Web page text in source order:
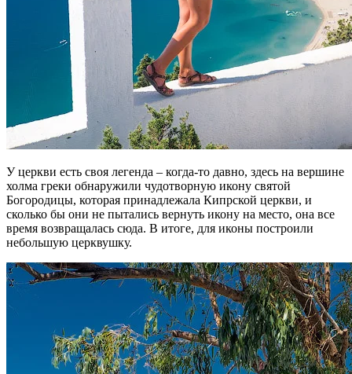
У церкви есть своя легенда – когда-то давно, здесь на вершине
холма греки обнаружили чудотворную икону святой
Богородицы, которая принадлежала Кипрской церкви, и
сколько бы они не пытались вернуть икону на место, она все
время возвращалась сюда. В итоге, для иконы построили
небольшую церквушку.